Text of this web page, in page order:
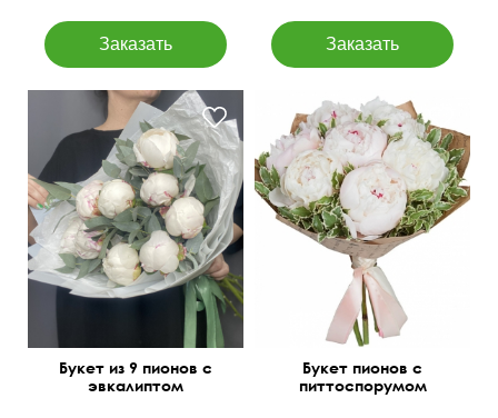
Идеальное сочетание
Букет из 9 пионов с
эвкалиптом
Букет пионов с
питтоспорумом